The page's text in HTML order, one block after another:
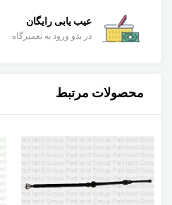
عیب یابی رایگان
در بدو ورود به تعمیرگاه
محصولات مرتبط